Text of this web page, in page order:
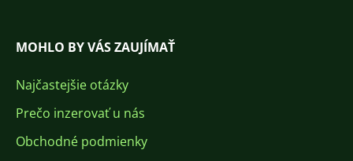
MOHLO BY VÁS ZAUJÍMAŤ
Najčastejšie otázky
Prečo inzerovať u nás
Obchodné podmienky